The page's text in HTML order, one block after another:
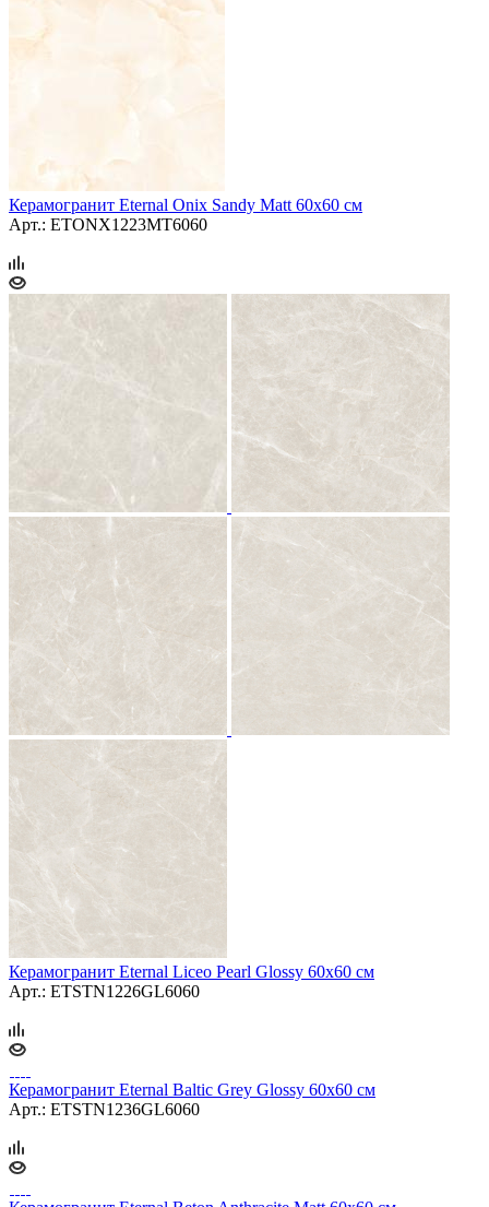
Керамогранит Eternal Onix Sandy Matt 60x60 см
Арт.: ETONX1223MT6060
Керамогранит Eternal Liceo Pearl Glossy 60x60 см
Арт.: ETSTN1226GL6060